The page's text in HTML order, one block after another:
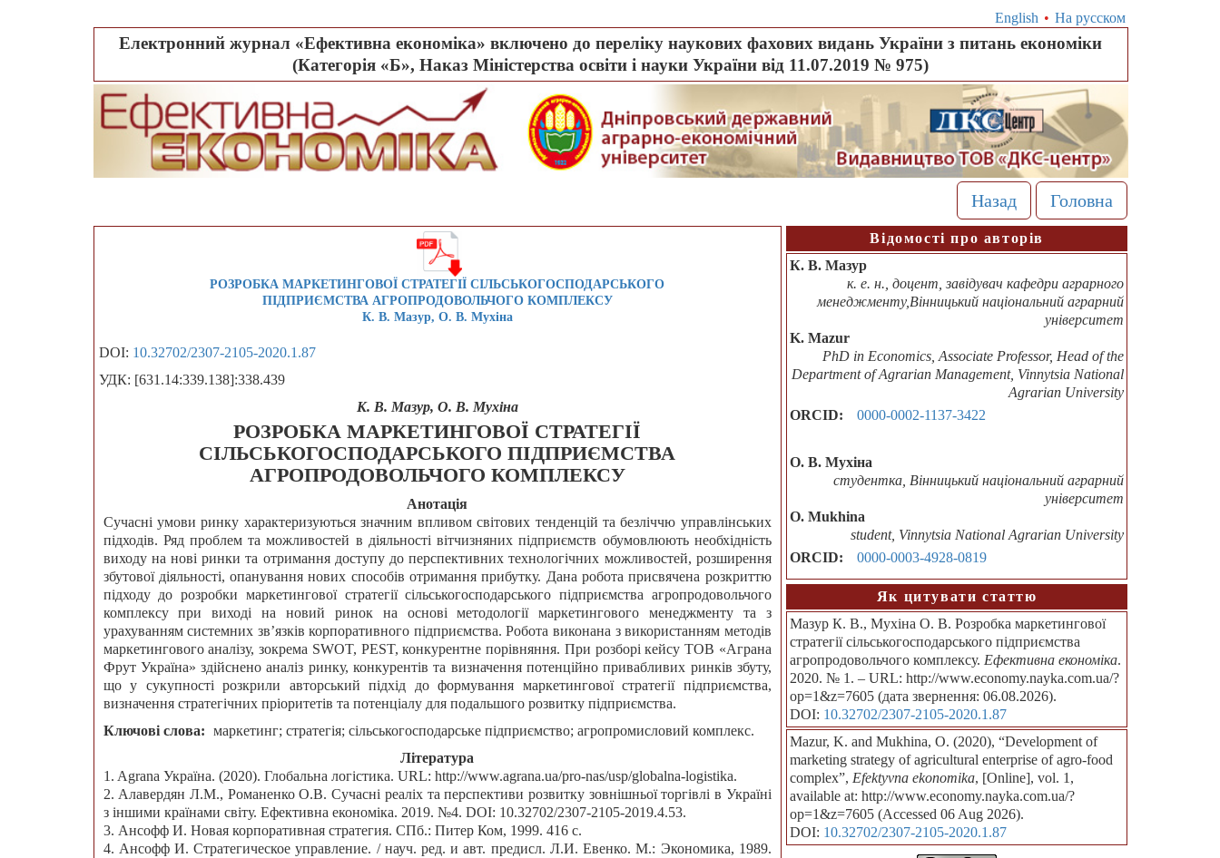
English • На русском
Електронний журнал «Ефективна економіка» включено до переліку наукових фахових видань України з питань економіки
(Категорія «Б», Наказ Міністерства освіти і науки України від 11.07.2019 № 975)
Назад Головна
РОЗРОБКА МАРКЕТИНГОВОЇ СТРАТЕГІЇ СІЛЬСЬКОГОСПОДАРСЬКОГО
ПІДПРИЄМСТВА АГРОПРОДОВОЛЬЧОГО КОМПЛЕКСУ
К. В. Мазур, О. В. Мухіна
DOI: 10.32702/2307-2105-2020.1.87
УДК: [631.14:339.138]:338.439
К. В. Мазур, О. В. Мухіна
РОЗРОБКА МАРКЕТИНГОВОЇ СТРАТЕГІЇ
СІЛЬСЬКОГОСПОДАРСЬКОГО ПІДПРИЄМСТВА
АГРОПРОДОВОЛЬЧОГО КОМПЛЕКСУ
Анотація
Сучасні умови ринку характеризуються значним впливом світових тенденцій та безліччю управлінських
підходів. Ряд проблем та можливостей в діяльності вітчизняних підприємств обумовлюють необхідність
виходу на нові ринки та отримання доступу до перспективних технологічних можливостей, розширення
збутової діяльності, опанування нових способів отримання прибутку. Дана робота присвячена розкриттю
підходу до розробки маркетингової стратегії сільськогосподарського підприємства агропродовольчого
комплексу при виході на новий ринок на основі методології маркетингового менеджменту та з
урахуванням системних зв’язків корпоративного підприємства. Робота виконана з використанням методів
маркетингового аналізу, зокрема SWOT, PEST, конкурентне порівняння. При розборі кейсу ТОВ «Аграна
Фрут Україна» здійснено аналіз ринку, конкурентів та визначення потенційно привабливих ринків збуту,
що у сукупності розкрили авторський підхід до формування маркетингової стратегії підприємства,
визначення стратегічних пріоритетів та потенціалу для подальшого розвитку підприємства.
Ключові слова: маркетинг; стратегія; сільськогосподарське підприємство; агропромисловий комплекс.
Література
1. Agrana Україна. (2020). Глобальна логістика. URL: http://www.agrana.ua/pro-nas/usp/globalna-logistika.
2. Алавердян Л.М., Романенко О.В. Сучасні реаліх та перспективи розвитку зовнішньої торгівлі в Україні
з іншими країнами світу. Ефективна економіка. 2019. №4. DOI: 10.32702/2307-2105-2019.4.53.
3. Ансофф И. Новая корпоративная стратегия. СПб.: Питер Ком, 1999. 416 с.
4. Ансофф И. Стратегическое управление. / науч. ред. и авт. предисл. Л.И. Евенко. М.: Экономика, 1989.
Відомості про авторів
К. В. Мазур
к. е. н., доцент, завідувач кафедри аграрного
менеджменту,Вінницький національний аграрний
університет
K. Mazur
PhD in Economics, Associate Professor, Head of the
Department of Agrarian Management, Vinnytsia National
Agrarian University
ORCID:
0000-0002-1137-3422
О. В. Мухіна
студентка, Вінницький національний аграрний
університет
O. Mukhina
student, Vinnytsia National Agrarian University
ORCID:
0000-0003-4928-0819
Як цитувати статтю
Мазур К. В., Мухіна О. В. Розробка маркетингової
стратегії сільськогосподарського підприємства
агропродовольчого комплексу. Ефективна економіка.
2020. № 1. – URL: http://www.economy.nayka.com.ua/?
op=1&z=7605 (дата звернення: 06.08.2026).
DOI: 10.32702/2307-2105-2020.1.87
Mazur, K. and Mukhina, O. (2020), “Development of
marketing strategy of agricultural enterprise of agro-food
complex”, Efektyvna ekonomika, [Online], vol. 1,
available at: http://www.economy.nayka.com.ua/?
op=1&z=7605 (Accessed 06 Aug 2026).
DOI: 10.32702/2307-2105-2020.1.87